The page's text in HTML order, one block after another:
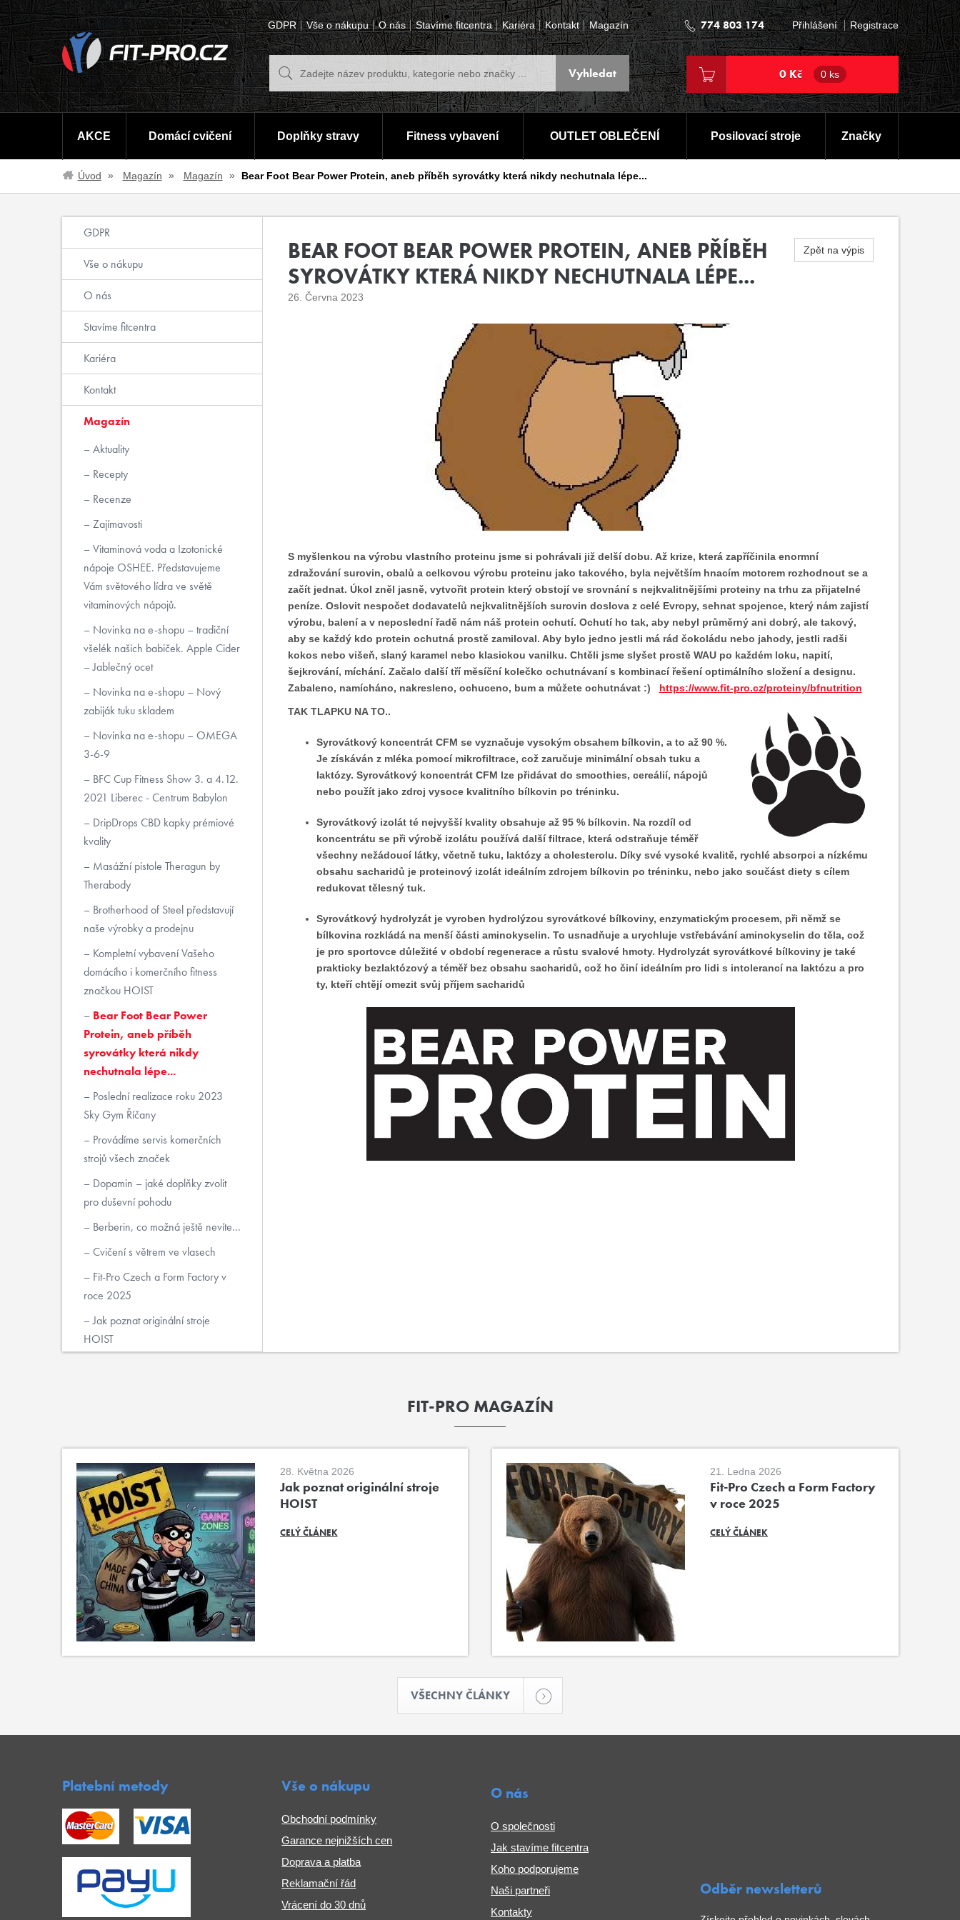
GDPR Vše o nákupu O nás Stavíme fitcentra Kariéra Kontakt Magazín 774 803 174 Přihlášení Registrace
0 Kč 0 ks
AKCE Domácí cvičení Doplňky stravy Fitness vybavení OUTLET OBLEČENÍ Posilovací stroje Značky
Úvod Magazín Magazín Bear Foot Bear Power Protein, aneb příběh syrovátky která nikdy nechutnala lépe...
Zpět na výpis
BEAR FOOT BEAR POWER PROTEIN, ANEB PŘÍBĚH
SYROVÁTKY KTERÁ NIKDY NECHUTNALA LÉPE...
26. Června 2023
S myšlenkou na výrobu vlastního proteinu jsme si pohrávali již delší dobu. Až krize, která zapříčinila enormní
zdražování surovin, obalů a celkovou výrobu proteinu jako takového, byla největším hnacím motorem rozhodnout se a
začít jednat. Úkol zněl jasně, vytvořit protein který obstojí ve srovnání s nejkvalitnějšími proteiny na trhu za přijatelné
peníze. Oslovit nespočet dodavatelů nejkvalitnějších surovin doslova z celé Evropy, sehnat spojence, který nám zajistí
výrobu, balení a v neposlední řadě nám náš protein ochutí. Ochutí ho tak, aby nebyl průměrný ani dobrý, ale takový,
aby se každý kdo protein ochutná prostě zamiloval. Aby bylo jedno jestli má rád čokoládu nebo jahody, jestli radši
kokos nebo višeň, slaný karamel nebo klasickou vanilku. Chtěli jsme slyšet prostě WAU po každém loku, napití,
šejkrování, míchání. Začalo další tří měsíční kolečko ochutnávaní s kombinací řešení optimálního složení a designu.
Zabaleno, namícháno, nakresleno, ochuceno, bum a můžete ochutnávat :) https://www.fit-pro.cz/proteiny/bfnutrition
TAK TLAPKU NA TO..
Syrovátkový koncentrát CFM se vyznačuje vysokým obsahem bílkovin, a to až 90 %.
Je získáván z mléka pomocí mikrofiltrace, což zaručuje minimální obsah tuku a
laktózy. Syrovátkový koncentrát CFM lze přidávat do smoothies, cereálií, nápojů
nebo použít jako zdroj vysoce kvalitního bílkovin po tréninku.
Syrovátkový izolát té nejvyšší kvality obsahuje až 95 % bílkovin. Na rozdíl od
koncentrátu se při výrobě izolátu používá další filtrace, která odstraňuje téměř
všechny nežádoucí látky, včetně tuku, laktózy a cholesterolu. Díky své vysoké kvalitě, rychlé absorpci a nízkému
obsahu sacharidů je proteinový izolát ideálním zdrojem bílkovin po tréninku, nebo jako součást diety s cílem
redukovat tělesný tuk.
Syrovátkový hydrolyzát je vyroben hydrolýzou syrovátkové bílkoviny, enzymatickým procesem, při němž se
bílkovina rozkládá na menší části aminokyselin. To usnadňuje a urychluje vstřebávání aminokyselin do těla, což
je pro sportovce důležité v období regenerace a růstu svalové hmoty. Hydrolyzát syrovátkové bílkoviny je také
prakticky bezlaktózový a téměř bez obsahu sacharidů, což ho činí ideálním pro lidi s intolerancí na laktózu a pro
ty, kteří chtějí omezit svůj příjem sacharidů
GDPR
Vše o nákupu
O nás
Stavíme fitcentra
Kariéra
Kontakt
Magazín
Aktuality
Recepty
Recenze
Zajímavosti
Vitaminová voda a Izotonické
nápoje OSHEE. Představujeme
Vám světového lídra ve světě
vitaminových nápojů.
Novinka na e-shopu – tradiční
všelék našich babiček. Apple Cider
– Jablečný ocet
Novinka na e-shopu – Nový
zabiják tuku skladem
Novinka na e-shopu – OMEGA
3-6-9
BFC Cup Fitness Show 3. a 4.12.
2021 Liberec - Centrum Babylon
DripDrops CBD kapky prémiové
kvality
Masážní pistole Theragun by
Therabody
Brotherhood of Steel představují
naše výrobky a prodejnu
Kompletní vybavení Vašeho
domácího i komerčního fitness
značkou HOIST
Bear Foot Bear Power
Protein, aneb příběh
syrovátky která nikdy
nechutnala lépe...
Poslední realizace roku 2023
Sky Gym Říčany
Provádíme servis komerčních
strojů všech značek
Dopamin – jaké doplňky zvolit
pro duševní pohodu
Berberin, co možná ještě nevíte...
Cvičení s větrem ve vlasech
Fit-Pro Czech a Form Factory v
roce 2025
Jak poznat originální stroje
HOIST
FIT-PRO MAGAZÍN
28. Května 2026
Jak poznat originální stroje
HOIST
CELÝ ČLÁNEK
21. Ledna 2026
Fit-Pro Czech a Form Factory
v roce 2025
CELÝ ČLÁNEK
VŠECHNY ČLÁNKY
Platební metody Vše o nákupu
Obchodní podmínky
Garance nejnižších cen
Doprava a platba
Reklamační řád
Vrácení do 30 dnů
O nás
O společnosti
Jak stavíme fitcentra
Koho podporujeme
Naši partneři
Kontakty
Odběr newsletterů